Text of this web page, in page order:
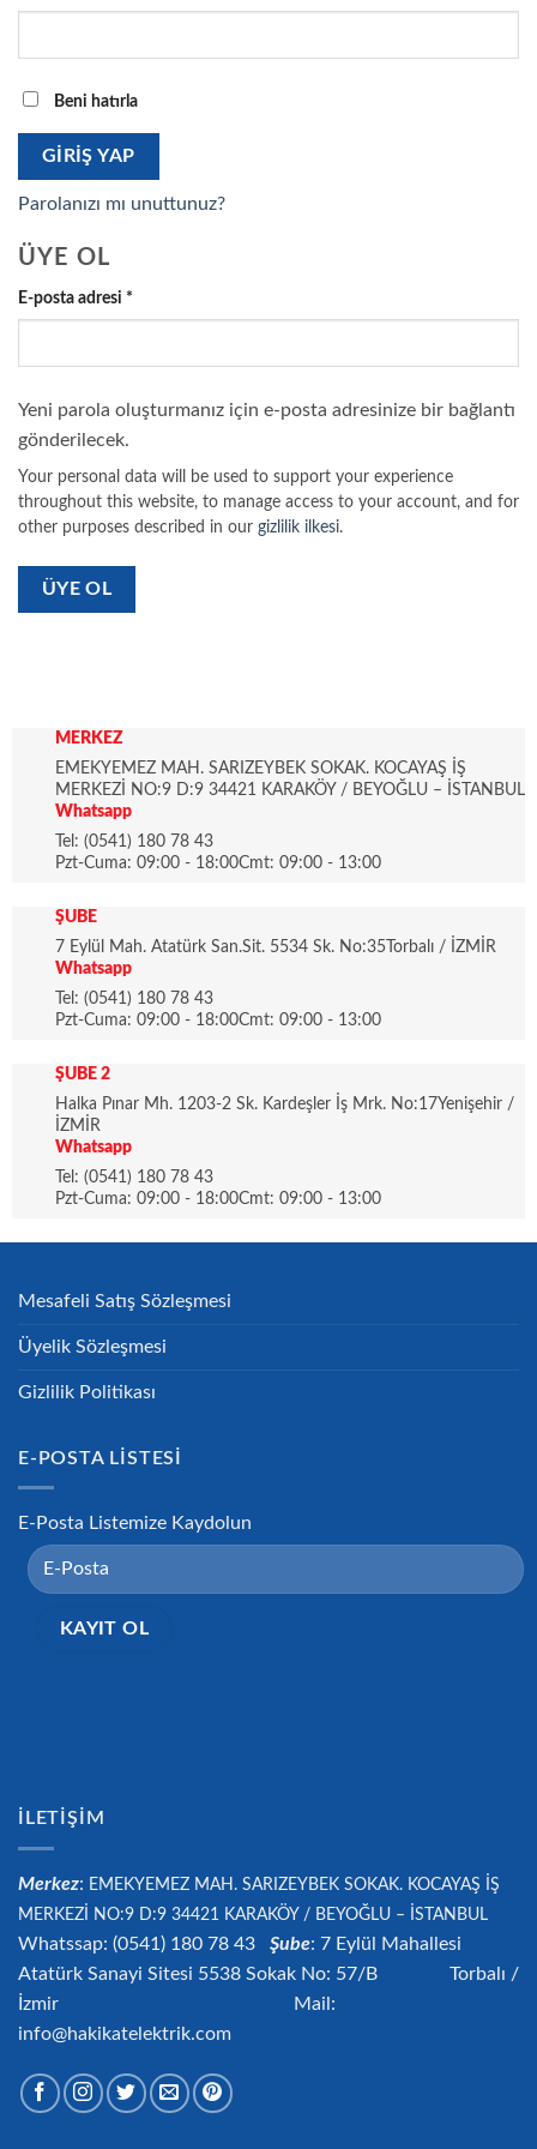
Beni hatırla
GIRIŞ YAP
Parolanızı mı unuttunuz?
ÜYE OL
E-posta adresi *
Yeni parola oluşturmanız için e-posta adresinize bir bağlantı
gönderilecek.
Your personal data will be used to support your experience
throughout this website, to manage access to your account, and for
other purposes described in our gizlilik ilkesi.
ÜYE OL
MERKEZ
EMEKYEMEZ MAH. SARIZEYBEK SOKAK. KOCAYAŞ İŞ
MERKEZİ NO:9 D:9 34421 KARAKÖY / BEYOĞLU – İSTANBUL
Whatsapp
Tel: (0541) 180 78 43
Pzt-Cuma: 09:00 - 18:00Cmt: 09:00 - 13:00
ŞUBE
7 Eylül Mah. Atatürk San.Sit. 5534 Sk. No:35Torbalı / İZMİR
Whatsapp
Tel: (0541) 180 78 43
Pzt-Cuma: 09:00 - 18:00Cmt: 09:00 - 13:00
ŞUBE 2
Halka Pınar Mh. 1203-2 Sk. Kardeşler İş Mrk. No:17Yenişehir /
İZMİR
Whatsapp
Tel: (0541) 180 78 43
Pzt-Cuma: 09:00 - 18:00Cmt: 09:00 - 13:00
Mesafeli Satış Sözleşmesi
Üyelik Sözleşmesi
Gizlilik Politikası
E-POSTA LISTESI
E-Posta Listemize Kaydolun
İLETIŞIM
Merkez: EMEKYEMEZ MAH. SARIZEYBEK SOKAK. KOCAYAŞ İŞ
MERKEZİ NO:9 D:9 34421
KARAKÖY / BEYOĞLU – İSTANBUL
Whatssap: (0541) 180 78 43 Şube: 7 Eylül Mahallesi
Atatürk Sanayi Sitesi 5538 Sokak No: 57/B Torbalı /
İzmir Mail:
info@hakikatelektrik.com